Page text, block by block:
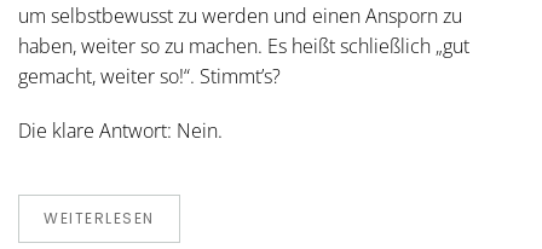
um selbstbewusst zu werden und einen Ansporn zu
haben, weiter so zu machen. Es heißt schließlich „gut
gemacht, weiter so!“. Stimmt’s?
Die klare Antwort: Nein.
WEITERLESEN